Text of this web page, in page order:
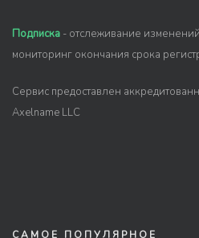
Подписка - отслеживание
мониторинг окончания срока
Сервис предоставлен
Axelname LLC
САМОЕ ПОПУЛЯРНОЕ